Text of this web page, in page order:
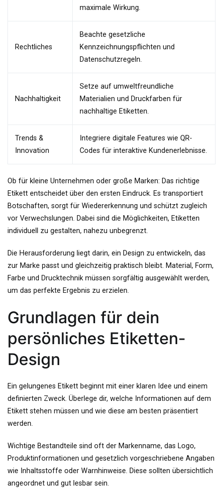
maximale Wirkung.
Rechtliches
Beachte gesetzliche
Kennzeichnungspflichten und
Datenschutzregeln.
Nachhaltigkeit
Setze auf umweltfreundliche
Materialien und Druckfarben für
nachhaltige Etiketten.
Trends &
Innovation
Integriere digitale Features wie QR-
Codes für interaktive Kundenerlebnisse.
Ob für kleine Unternehmen oder große Marken: Das richtige
Etikett entscheidet über den ersten Eindruck. Es transportiert
Botschaften, sorgt für Wiedererkennung und schützt zugleich
vor Verwechslungen. Dabei sind die Möglichkeiten, Etiketten
individuell zu gestalten, nahezu unbegrenzt.
Die Herausforderung liegt darin, ein Design zu entwickeln, das
zur Marke passt und gleichzeitig praktisch bleibt. Material, Form,
Farbe und Drucktechnik müssen sorgfältig ausgewählt werden,
um das perfekte Ergebnis zu erzielen.
Grundlagen für dein
persönliches Etiketten-
Design
Ein gelungenes Etikett beginnt mit einer klaren Idee und einem
definierten Zweck. Überlege dir, welche Informationen auf dem
Etikett stehen müssen und wie diese am besten präsentiert
werden.
Wichtige Bestandteile sind oft der Markenname, das Logo,
Produktinformationen und gesetzlich vorgeschriebene Angaben
wie Inhaltsstoffe oder Warnhinweise. Diese sollten übersichtlich
angeordnet und gut lesbar sein.